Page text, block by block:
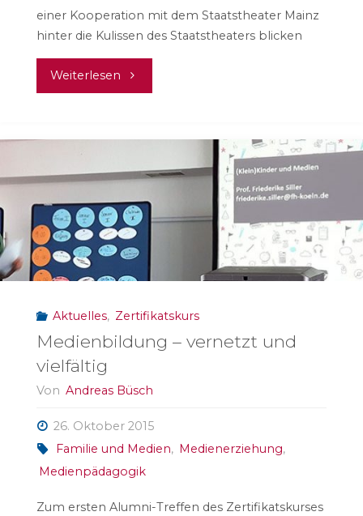
einer Kooperation mit dem Staatstheater Mainz
hinter die Kulissen des Staatstheaters blicken
Weiterlesen "Backstagetour
das
Staatstheater
Mainz"
Aktuelles, Zertifikatskurs
Medienbildung – vernetzt und
vielfältig
Von Andreas Büsch
26. Oktober 2015
Familie und Medien, Medienerziehung,
Medienpädagogik
Zum ersten Alumni-Treffen des Zertifikatskurses